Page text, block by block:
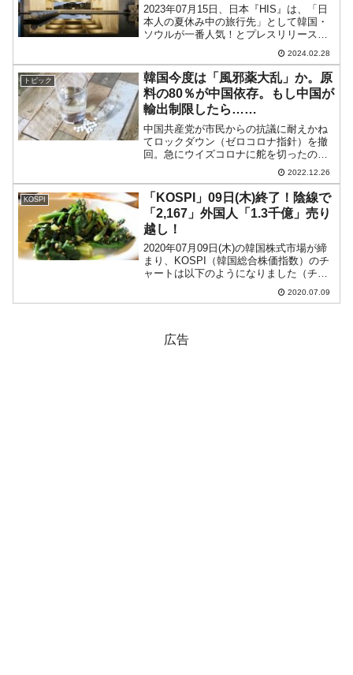
2023年07月15日、日本『HIS』は、「日
本人の夏休み中の旅行先」として韓国・
ソウルが一番人気！とプレスリリースを
出しました。⇒参照：『PRTIMES』
「2023年夏休み旅行予約動向 好調の韓
国がコロナ前水準まで回復」実際、韓国
を訪れる...
2024.02.28
トピック
韓国今度は「風邪薬大乱」か。原
料の80％が中国依存。もし中国が
輸出制限したら……
中国共産党が市民からの抗議に耐えかね
てロックダウン（ゼロコロナ指針）を撤
回。急にウイズコロナに舵を切ったので
すが、これは想定外と思われる感染拡大
を招いています。新規感染者数が以下の
ように急拡大。現在はようやく拡大が止
まりつつありますが、この...
2022.12.26
KOSPI
「KOSPI」09日(木)終了！陰線で
「2,167」外国人「1.3千億」売り
越し！
2020年07月09日(木)の韓国株式市場が締
まり、KOSPI（韓国総合株価指数）のチ
ャートは以下のようになりました（チャ
ートは『Investing.com』より引用）。陰
線となり、ほぼ前日の始値まで下げまし
2020.07.09
広告